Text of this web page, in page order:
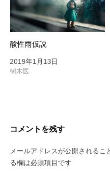
酸性雨仮説
2019年1月13日
樹木医
コメントを残す
メールアドレスが公開されるこ
る欄は必須項目です